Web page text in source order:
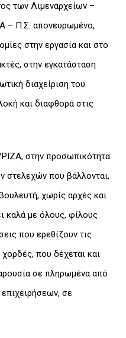
των Λιμεναρχείων –
– Π.Σ. απονευρωμένο,
στην εργασία και στο
στην εγκατάσταση
διαχείριση του
και διαφθορά στις
στην προσωπικότητα
στελεχών που βάλλονται,
χωρίς αρχές και
καλά με όλους, φίλους
που ερεθίζουν τις
χορδές, που δέχεται και
σε πληρωμένα από
σε